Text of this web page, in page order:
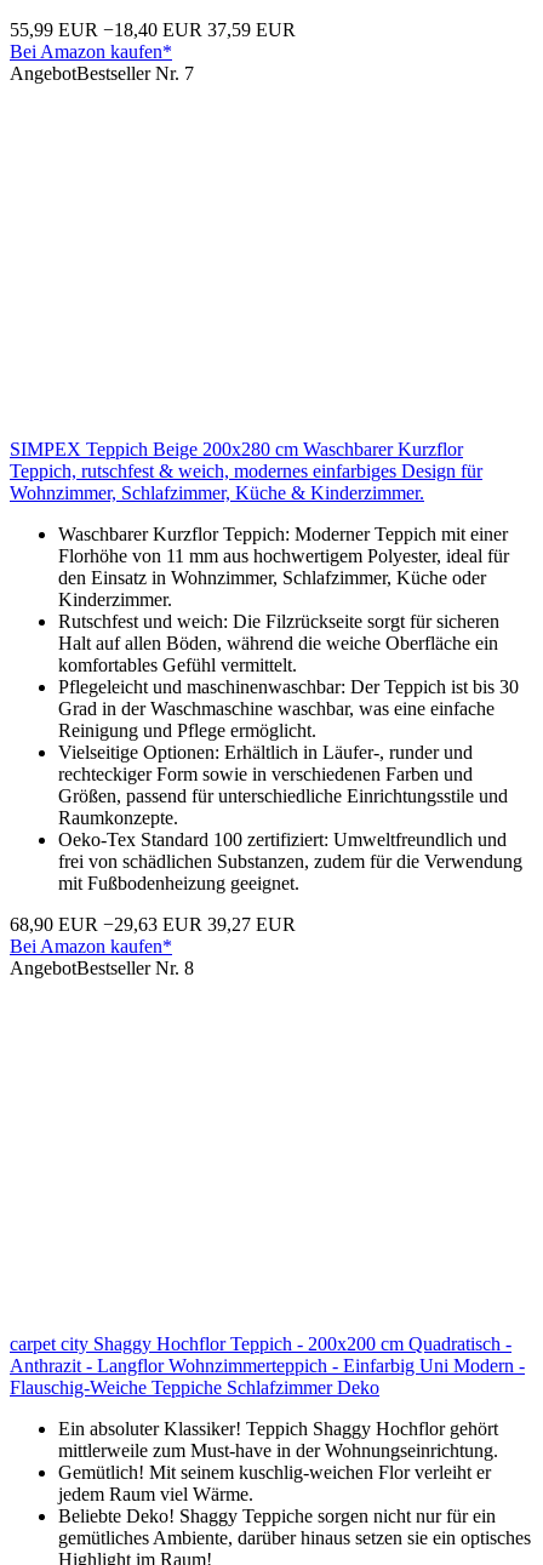
55,99 EUR −18,40 EUR 37,59 EUR
Bei Amazon kaufen*
AngebotBestseller Nr. 7
SIMPEX Teppich Beige 200x280 cm Waschbarer Kurzflor
Teppich, rutschfest & weich, modernes einfarbiges Design für
Wohnzimmer, Schlafzimmer, Küche & Kinderzimmer.
Waschbarer Kurzflor Teppich: Moderner Teppich mit einer
Florhöhe von 11 mm aus hochwertigem Polyester, ideal für
den Einsatz in Wohnzimmer, Schlafzimmer, Küche oder
Kinderzimmer.
Rutschfest und weich: Die Filzrückseite sorgt für sicheren
Halt auf allen Böden, während die weiche Oberfläche ein
komfortables Gefühl vermittelt.
Pflegeleicht und maschinenwaschbar: Der Teppich ist bis 30
Grad in der Waschmaschine waschbar, was eine einfache
Reinigung und Pflege ermöglicht.
Vielseitige Optionen: Erhältlich in Läufer-, runder und
rechteckiger Form sowie in verschiedenen Farben und
Größen, passend für unterschiedliche Einrichtungsstile und
Raumkonzepte.
Oeko-Tex Standard 100 zertifiziert: Umweltfreundlich und
frei von schädlichen Substanzen, zudem für die Verwendung
mit Fußbodenheizung geeignet.
68,90 EUR −29,63 EUR 39,27 EUR
Bei Amazon kaufen*
AngebotBestseller Nr. 8
carpet city Shaggy Hochflor Teppich - 200x200 cm Quadratisch -
Anthrazit - Langflor Wohnzimmerteppich - Einfarbig Uni Modern -
Flauschig-Weiche Teppiche Schlafzimmer Deko
Ein absoluter Klassiker! Teppich Shaggy Hochflor gehört
mittlerweile zum Must-have in der Wohnungseinrichtung.
Gemütlich! Mit seinem kuschlig-weichen Flor verleiht er
jedem Raum viel Wärme.
Beliebte Deko! Shaggy Teppiche sorgen nicht nur für ein
gemütliches Ambiente, darüber hinaus setzen sie ein optisches
Highlight im Raum!